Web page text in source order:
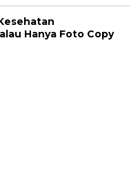
Hanya Foto Copy